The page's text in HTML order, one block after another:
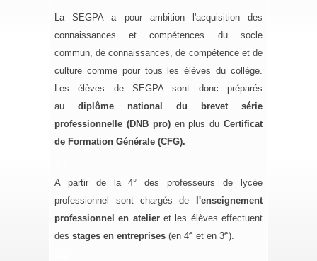
LaSEGPA a pour ambition l'acquisition des
connaissances et compétences du socle
commun, de connaissances, de compétence et de
culture comme pour tous les élèves du collège.
Les élèves de SEGPA sont donc préparés
audiplôme national du brevet série
professionnelle (DNB pro)en plus du Certificat
de Formation Générale (CFG).
A partir de la 4° des professeurs de lycée
professionnel sont chargés de
l'enseignement
professionnel en atelieret les élèves effectuent
desstages en entreprises (en 4e et en 3e).